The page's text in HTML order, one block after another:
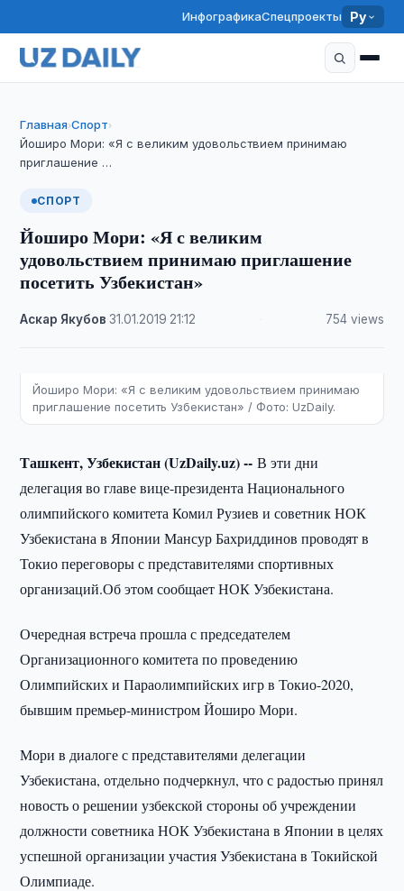
ИнфографикаСпецпроекты Ру
Главная›Спорт›
Йоширо Мори: «Я с великим удовольствием принимаю
приглашение …
СПОРТ
Йоширо Мори: «Я с великим
удовольствием принимаю приглашение
посетить Узбекистан»
Аскар Якубов ·31.01.2019 21:12 754 views
Йоширо Мори: «Я с великим удовольствием принимаю
приглашение посетить Узбекистан» / Фото: UzDaily.
Ташкент, Узбекистан (UzDaily.uz) --В эти дни
делегация во главе вице-президента Национального
олимпийского комитета Комил Рузиев и советник НОК
Узбекистана в Японии Мансур Бахриддинов проводят в
Токио переговоры с представителями спортивных
организаций.Об этом сообщает НОК Узбекистана.
Очередная встреча прошла с председателем
Организационного комитета по проведению
Олимпийских и Параолимпийских игр в Токио-2020,
бывшим премьер-министром Йоширо Мори.
Мори в диалоге с представителями делегации
Узбекистана, отдельно подчеркнул, что с радостью принял
новость о решении узбекской стороны об учреждении
должности советника НОК Узбекистана в Японии в целях
успешной организации участия Узбекистана в Токийской
Олимпиаде.